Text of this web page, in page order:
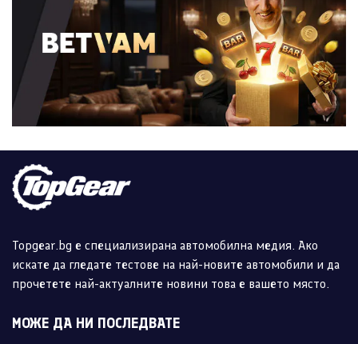
Topgear.bg е специализирана автомобилна медия. Ако
искате да гледате тестове на най-новите автомобили и да
прочетете най-актуалните новини това е вашето място.
МОЖЕ ДА НИ ПОСЛЕДВАТЕ